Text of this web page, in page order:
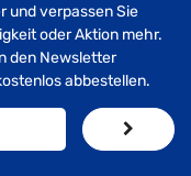
und verpassen Sie
oder Aktion mehr.
den Newsletter
abbestellen.